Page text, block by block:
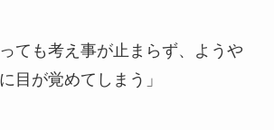
ても考え事が止まらず、ようや
目が覚めてしまう」